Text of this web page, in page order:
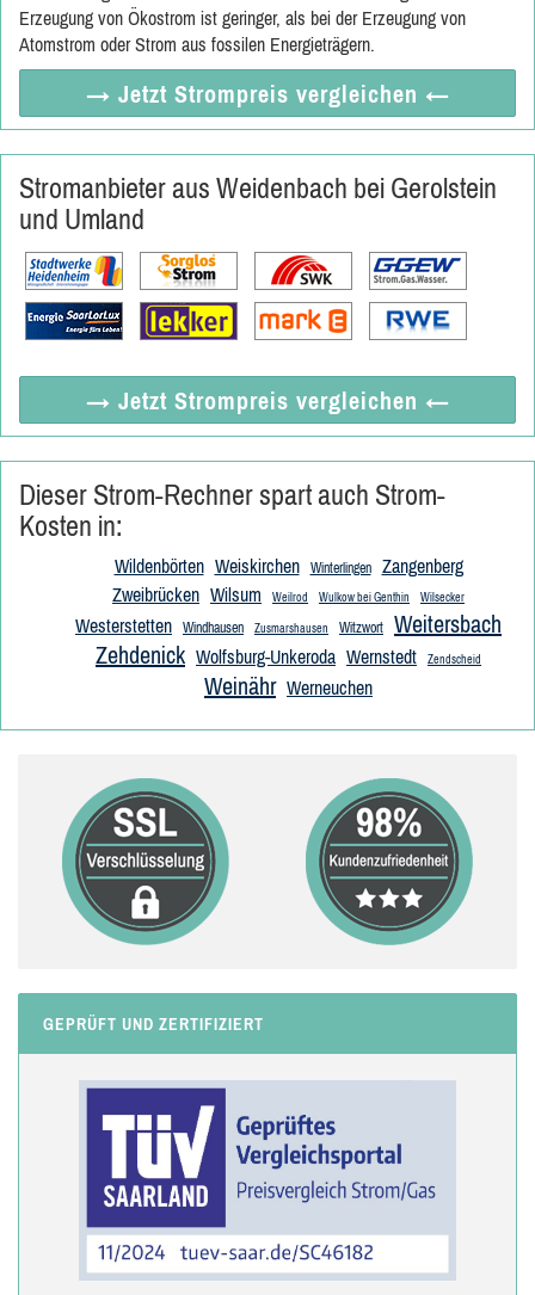
Erzeugung von Ökostrom ist geringer, als bei der Erzeugung von
Atomstrom oder Strom aus fossilen Energieträgern.
→ Jetzt Strompreis vergleichen ←
Stromanbieter aus Weidenbach bei Gerolstein
und Umland
→ Jetzt Strompreis vergleichen ←
Dieser Strom-Rechner spart auch Strom-
Kosten in:
Wildenbörten Weiskirchen Winterlingen
Zangenberg
Zweibrücken Wilsum Weilrod Wulkow bei Genthin Wilsecker
Westerstetten Windhausen Zusmarshausen Witzwort
Weitersbach
Zehdenick Wolfsburg-Unkeroda Wernstedt Zendscheid
Weinähr Werneuchen
GEPRÜFT UND ZERTIFIZIERT